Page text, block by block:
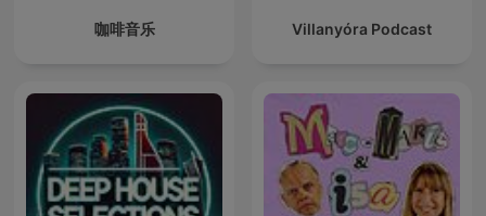
咖啡音乐 Villanyóra Podcast